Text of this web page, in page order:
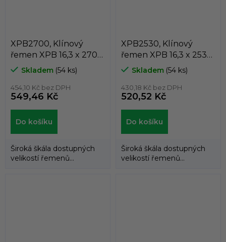
XPB2700, Klínový
řemen XPB 16,3 x 2700
Lw, 2722 La, Dunlop
White Flash
Skladem (54 ks)
454,10 Kč bez DPH
549,46 Kč
Do košíku
Široká škála dostupných
velikostí řemenů
XPB2530, Klínový
řemen XPB 16,3 x 2530
Lw, 2552 La, Dunlop
White Flash
Skladem (54 ks)
430,18 Kč bez DPH
520,52 Kč
Do košíku
Široká škála dostupných
velikostí řemenů